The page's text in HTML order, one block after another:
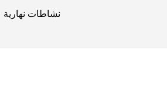
نشاطات نهارية